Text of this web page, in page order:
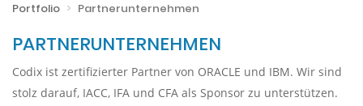
Portfolio Partnerunternehmen
PARTNERUNTERNEHMEN
Codix ist zertifizierter Partner von ORACLE und IBM. Wir sind
stolz darauf, IACC, IFA und CFA als Sponsor zu unterstützen.